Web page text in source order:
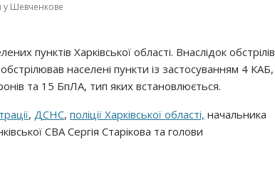
у Шевченкове
пунктів Харківської області. Внаслідок обстрілів
населені пункти із застосуванням 4 КАБ,
та 15 БпЛА, тип яких встановлюється.
, ДСНС, поліції Харківської області, начальника
СВА Сергія Старікова та голови